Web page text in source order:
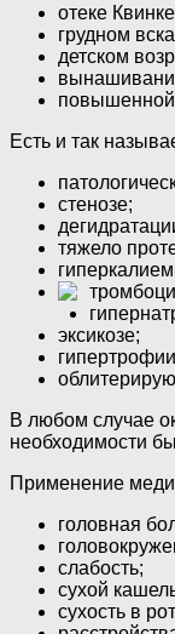
отеке
грудном
детском
повышенной
Есть и так
стенозе;
тяжело
эксикозе;
В любом случае
необходимости
Применение
головная
слабость;
сухой
сухость в